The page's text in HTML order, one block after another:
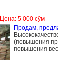
Цена: 5 000 сўм
Продам,
(повышения
повышения